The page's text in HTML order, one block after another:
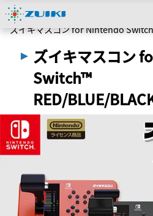
トップ＞法人のお客様
ズイキマスコン for Nintendo
ズイキマスコン
Switch™
RED/BLUE/